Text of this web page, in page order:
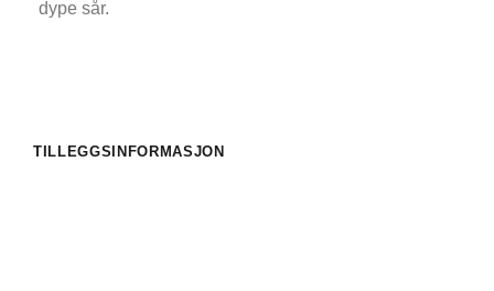
dype sår.
TILLEGGSINFORMASJON